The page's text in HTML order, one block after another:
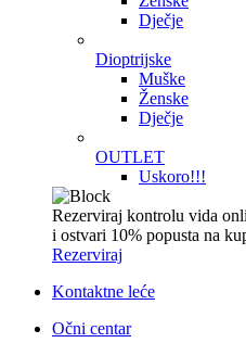
Dječje
Dioptrijske
Muške
Ženske
Dječje
OUTLET
Uskoro!!!
Rezerviraj kontrolu vida
i ostvari 10% popusta na
Rezerviraj
Kontaktne leće
Očni centar